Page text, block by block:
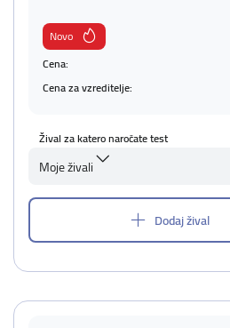
Novo
Cena:
Cena za vzreditelje:
Žival za katero naročate test
Moje živali
Dodaj žival